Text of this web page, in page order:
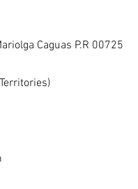
Caguas P.R 00725